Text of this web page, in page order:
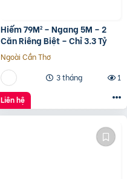
Hiếm 79M² – Ngang 5M – 2
Căn Riêng Biệt – Chỉ 3.3 Tỷ
Ngoài Cần Thơ
3 tháng
1
Liên hệ